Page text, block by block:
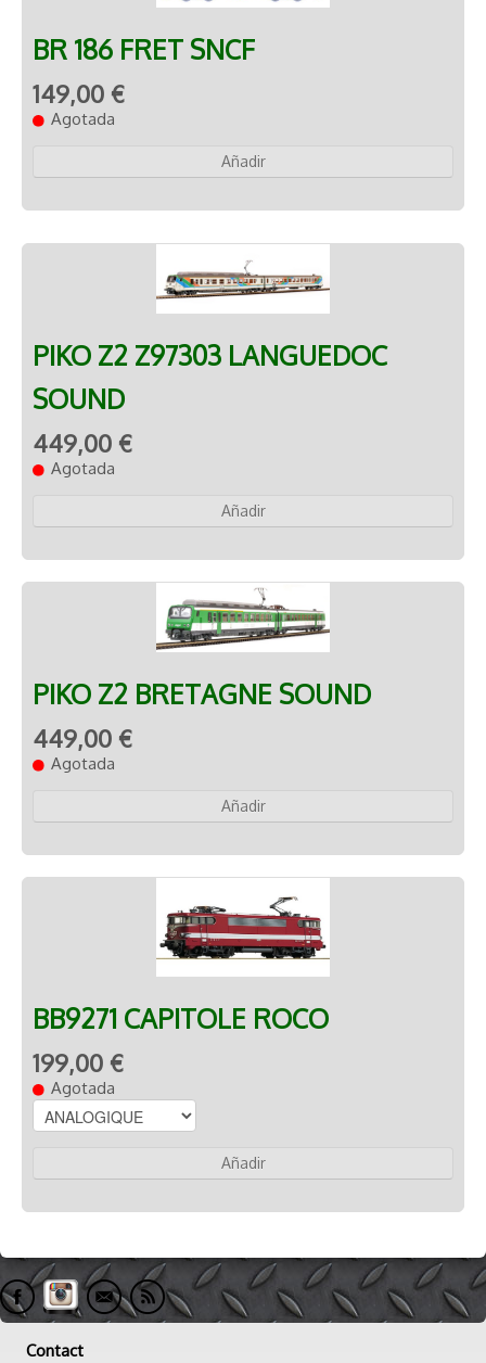
BR 186 FRET SNCF
149,00 €
Agotada
Añadir
PIKO Z2 Z97303 LANGUEDOC
SOUND
449,00 €
Agotada
Añadir
PIKO Z2 BRETAGNE SOUND
449,00 €
Agotada
Añadir
BB9271 CAPITOLE ROCO
199,00 €
Agotada
Añadir
Contact